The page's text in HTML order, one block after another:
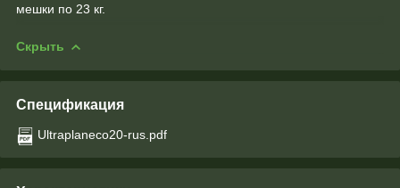
мешки по 23 кг.
Скрыть
Спецификация
Ultraplaneco20-rus.pdf